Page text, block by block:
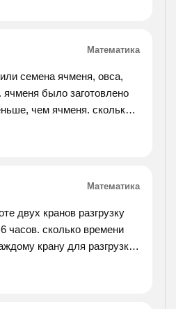
Математика
семена ячменя, овса,
ячменя было заготовлено
чем ячменя. сколько
Математика
двух кранов разгрузку
часов. сколько времени
крану для разгрузки
больше, чем второму.